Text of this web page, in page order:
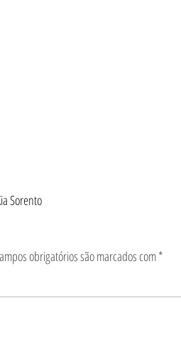
Sorento
obrigatórios são marcados com*